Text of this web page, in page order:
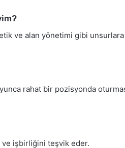
ve alan yönetimi gibi
rahat bir pozisyonda
ve işbirliğini teşvik eder.